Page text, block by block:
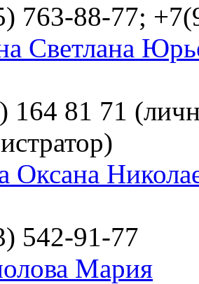
763-88-77;
Светлана
164 81 71
Оксана
542-91-77
Мария